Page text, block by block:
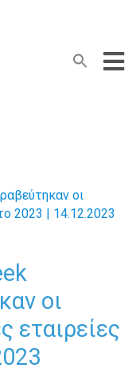
Search
for:
Search Button
οι
εταιρείες